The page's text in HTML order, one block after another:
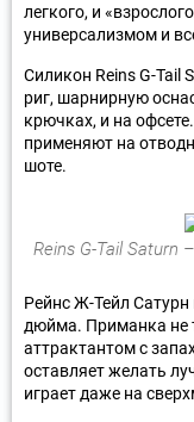
легкого, и
универсализмом и
Силикон Reins G-Tail
риг, шарнирную
крючках, и на
применяют на
шоте.
Reins G-Tail Saturn
Рейнс Ж-Тейл Сатурн
дюйма. Приманка не
аттрактантом с
оставляет желать
играет даже на